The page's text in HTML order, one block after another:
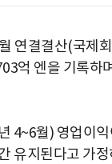
연결결산(국제
억 엔을 기록하
4~6월) 영업이
유지된다고 가